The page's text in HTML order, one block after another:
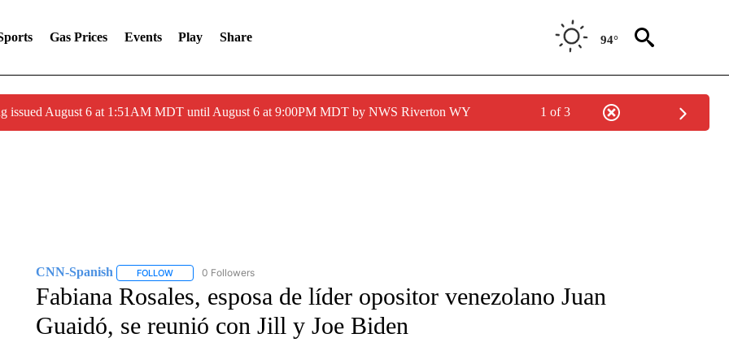
Gas Prices Events Play Share 94°
issued August 6 at 1:51AM MDT until August 6 at 9:00PM MDT by NWS Riverton WY 1 of 3
CNN-Spanish FOLLOWFOLLOW "CNN-SPANISH" TO RECEIVE NOTIFICATIONS ABOUT NEW PAGES ON "CNN-SPANISH".
0 Followers
Fabiana Rosales, esposa de líder opositor venezolano Juan
Guaidó, se reunió con Jill y Joe Biden